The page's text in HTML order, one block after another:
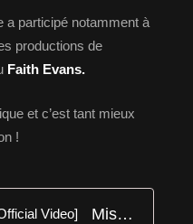
a participé notamment à
productions de
Faith Evans.
et c’est tant mieux
!
Missy Elliott - WTF (Where They From) ft. Pharrell Williams [Official Video]